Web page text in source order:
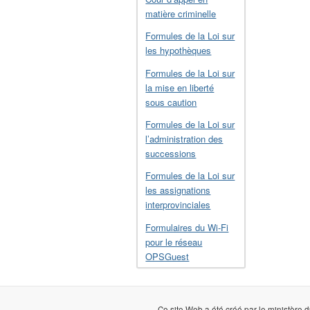
matière criminelle
Formules de la Loi sur
les hypothèques
Formules de la Loi sur
la mise en liberté
sous caution
Formules de la Loi sur
l’administration des
successions
Formules de la Loi sur
les assignations
interprovinciales
Formulaires du Wi-Fi
pour le réseau
OPSGuest